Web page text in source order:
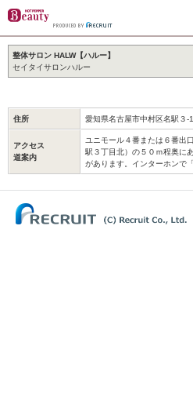
整体サロン HALW【ハルー】
セイタイサロンハルー
住所 愛知県名古屋市中村区名駅３-
アクセス
道案内
ユニモール４番または６番出
駅３丁目北）の５０ｍ程奥に
があります。インターホンで